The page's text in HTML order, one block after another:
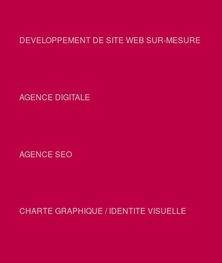
DEVELOPPEMENT DE SITE WEB SUR-MESURE
AGENCE DIGITALE
AGENCE SEO
CHARTE GRAPHIQUE / IDENTITE VISUELLE